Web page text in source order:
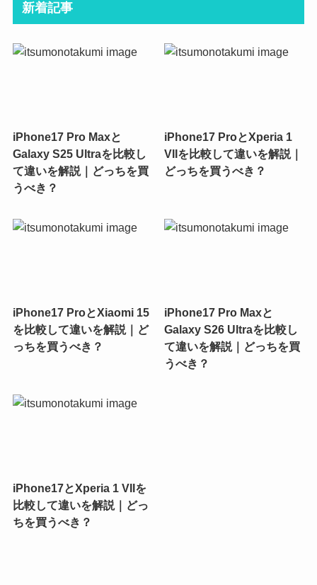
新着記事
iPhone17 Pro Maxと
Galaxy S25 Ultraを比較し
て違いを解説｜どっちを買
うべき？
iPhone17 ProとXperia 1
VIIを比較して違いを解説｜
どっちを買うべき？
iPhone17 ProとXiaomi 15
を比較して違いを解説｜ど
っちを買うべき？
iPhone17 Pro Maxと
Galaxy S26 Ultraを比較し
て違いを解説｜どっちを買
うべき？
iPhone17とXperia 1 VIIを
比較して違いを解説｜どっ
ちを買うべき？